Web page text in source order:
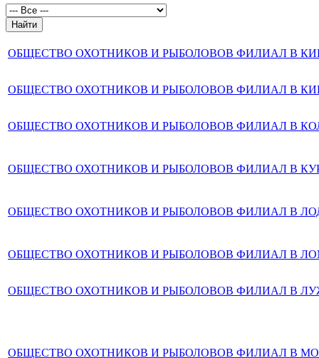
ОБЩЕСТВО ОХОТНИКОВ И РЫБОЛОВОВ ФИЛИАЛ В
ОБЩЕСТВО ОХОТНИКОВ И РЫБОЛОВОВ ФИЛИАЛ В
ОБЩЕСТВО ОХОТНИКОВ И РЫБОЛОВОВ ФИЛИАЛ В
ОБЩЕСТВО ОХОТНИКОВ И РЫБОЛОВОВ ФИЛИАЛ В
ОБЩЕСТВО ОХОТНИКОВ И РЫБОЛОВОВ ФИЛИАЛ В
ОБЩЕСТВО ОХОТНИКОВ И РЫБОЛОВОВ ФИЛИАЛ В
ОБЩЕСТВО ОХОТНИКОВ И РЫБОЛОВОВ ФИЛИАЛ В
ОБЩЕСТВО ОХОТНИКОВ И РЫБОЛОВОВ ФИЛИАЛ В